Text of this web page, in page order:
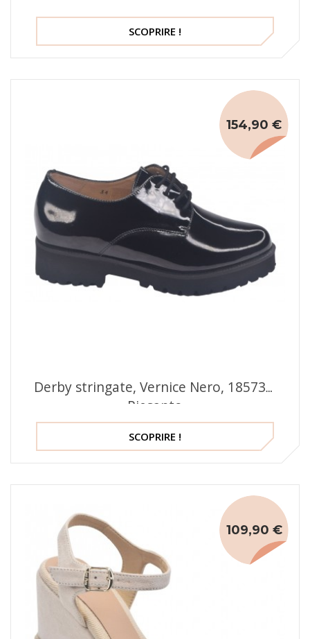
SCOPRIRE !
Derby stringate, Vernice Nero, 185731,
Piesanto
154,90 €
SCOPRIRE !
109,90 €